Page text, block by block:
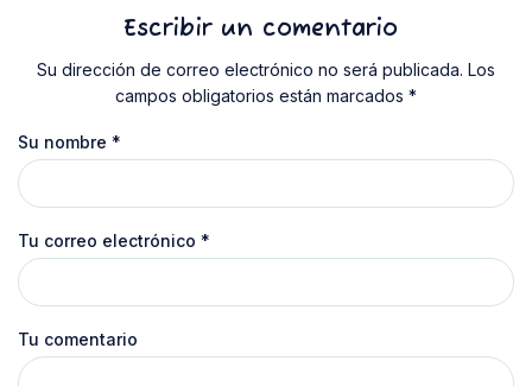
Escribir un comentario
Su dirección de correo electrónico no será publicada. Los
campos obligatorios están marcados *
Su nombre *
Tu correo electrónico *
Tu comentario